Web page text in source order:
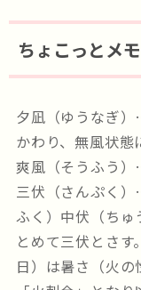
ちょこっとメモ
夕凪（ゆうなぎ
かわり、無風状態
爽風（そうふう）
三伏（さんぷく
ふく）中伏（ちゅ
とめて三伏とさ
日）は暑さ（火